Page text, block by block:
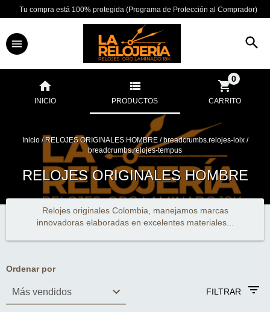
Tu compra está 100% protegida (Programa de Protección al Comprador)
INICIO PRODUCTOS CARRITO
0
Inicio / RELOJES ORIGINALES HOMBRE / breadcrumbs.relojes-loix /
breadcrumbs.relojes-tempus
RELOJES ORIGINALES HOMBRE
Relojes originales Colombia, manejamos marcas
innovadoras elaboradas en excelentes materiales...
Ordenar por
FILTRAR